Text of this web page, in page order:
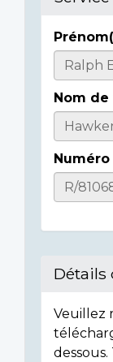
Nom
Détails
Veuillez